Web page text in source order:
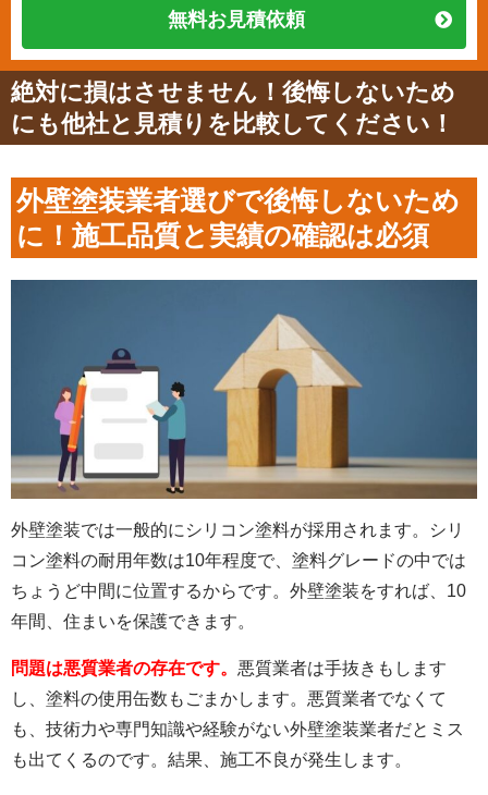
無料お見積依頼
絶対に損はさせません！後悔しないため
にも他社と見積りを比較してください！
外壁塗装業者選びで後悔しないため
に！施工品質と実績の確認は必須
外壁塗装では一般的にシリコン塗料が採用されます。シリ
コン塗料の耐用年数は10年程度で、塗料グレードの中では
ちょうど中間に位置するからです。外壁塗装をすれば、10
年間、住まいを保護できます。
問題は悪質業者の存在です。 悪質業者は手抜きもします
し、塗料の使用缶数もごまかします。悪質業者でなくて
も、技術力や専門知識や経験がない外壁塗装業者だとミス
も出てくるのです。結果、施工不良が発生します。